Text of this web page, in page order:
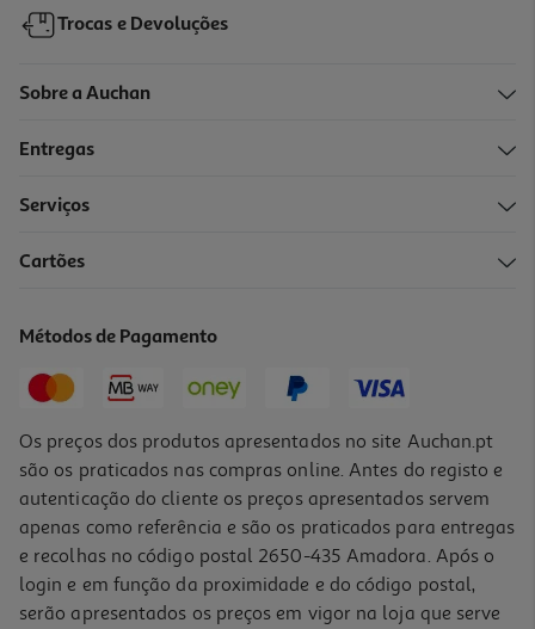
Trocas e Devoluções
Sobre a Auchan
Entregas
Serviços
Cartões
Métodos de Pagamento
Os preços dos produtos apresentados no site Auchan.pt
são os praticados nas compras online. Antes do registo e
autenticação do cliente os preços apresentados servem
apenas como referência e são os praticados para entregas
e recolhas no código postal 2650-435 Amadora. Após o
login e em função da proximidade e do código postal,
serão apresentados os preços em vigor na loja que serve